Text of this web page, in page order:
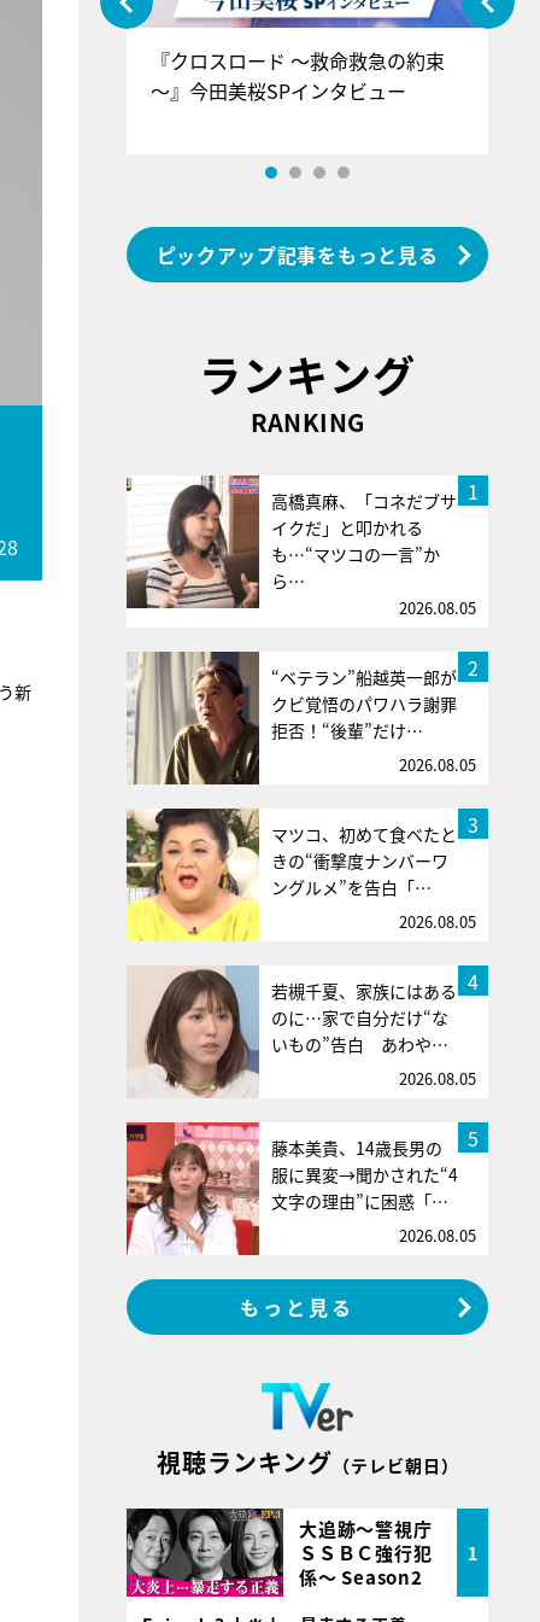
新
『クロスロード ～救命救急の約束
～』今田美桜SPインタビュー
ピックアップ記事をもっと見る
ランキング
RANKING
1
高橋真麻、「コネだブサ
イクだ」と叩かれる
も…“マツコの一言”か
ら…
2026.08.05
2
“ベテラン”船越英一郎が
クビ覚悟のパワハラ謝罪
拒否！“後輩”だけ…
2026.08.05
3
マツコ、初めて食べたと
きの“衝撃度ナンバーワ
ングルメ”を告白「…
2026.08.05
4
若槻千夏、家族にはある
のに…家で自分だけ“な
いもの”告白 あわや…
2026.08.05
5
藤本美貴、14歳長男の
服に異変→聞かされた“4
文字の理由”に困惑「…
2026.08.05
もっと見る
視聴ランキング （テレビ朝日）
大追跡～警視庁
ＳＳＢＣ強行犯
係～ Season2
1